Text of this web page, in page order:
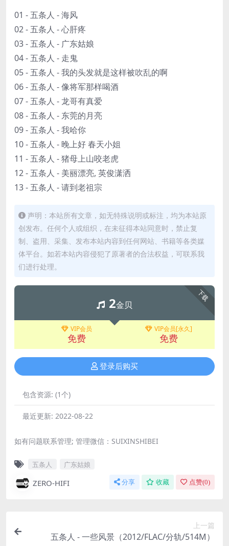
01 - 五条人 - 海风
02 - 五条人 - 心肝疼
03 - 五条人 - 广东姑娘
04 - 五条人 - 走鬼
05 - 五条人 - 我的头发就是这样被吹乱的啊
06 - 五条人 - 像将军那样喝酒
07 - 五条人 - 龙哥有真爱
08 - 五条人 - 东莞的月亮
09 - 五条人 - 我哈你
10 - 五条人 - 晚上好 春天小姐
11 - 五条人 - 猪母上山咬老虎
12 - 五条人 - 美丽漂亮, 英俊潇洒
13 - 五条人 - 请到老祖宗
声明：本站所有文章，如无特殊说明或标注，均为本站原
创发布。任何个人或组织，在未征得本站同意时，禁止复
制、盗用、采集、发布本站内容到任何网站、书籍等各类媒
体平台。如若本站内容侵犯了原著者的合法权益，可联系我
们进行处理。
下载
2金贝
VIP会员
免费
VIP会员[永久]
免费
登录后购买
包含资源: (1个)
最近更新: 2022-08-22
如有问题联系管理; 管理微信：SUIXINSHIBEI
五条人 广东姑娘
ZERO-HIFI 分享 收藏 点赞(0)
上一篇
五条人 - 一些风景（2012/FLAC/分轨/514M）